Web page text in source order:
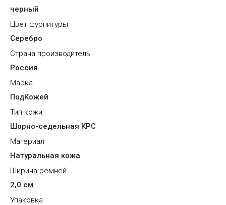
черный
Цвет фурнитуры
Серебро
Страна производитель
Россия
Марка
ПодКожей
Тип кожи
Шорно-седельная КРС
Материал
Натуральная кожа
Ширина ремней
2,0 см
Упаковка